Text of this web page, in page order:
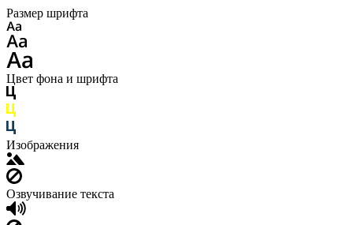
Размер шрифта
Цвет фона и шрифта
Изображения
Озвучивание текста